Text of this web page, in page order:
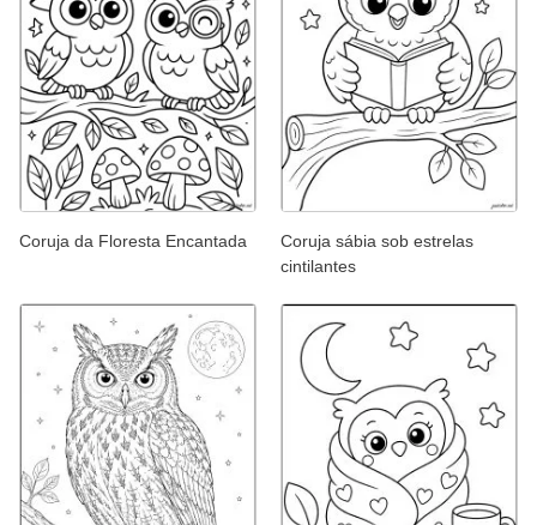
Coruja da Floresta Encantada
Coruja sábia sob estrelas
cintilantes